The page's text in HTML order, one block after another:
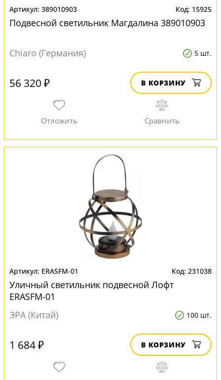
389010903 15925
Подвесной светильник Магдалина 389010903
Chiaro (Германия) 5 шт.
56 320 ₽ В КОРЗИНУ
ERASFM-01 231038
Уличный светильник подвесной Лофт
ERASFM-01
ЭРА (Китай)
100 шт.
1 684 ₽ В КОРЗИНУ